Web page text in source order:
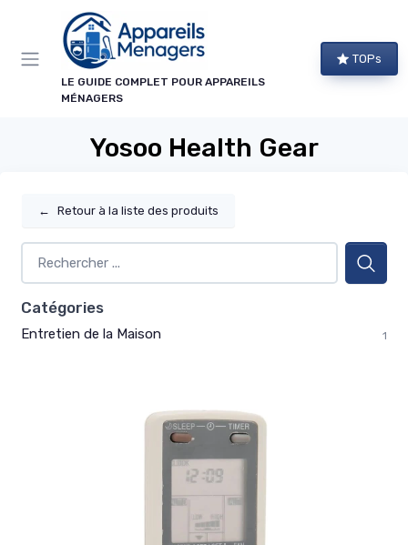
LE GUIDE COMPLET POUR APPAREILS
MÉNAGERS
TOPs
Yosoo Health Gear
← Retour à la liste des produits
Catégories
Entretien de la Maison 1
Panneau de gestion des cookies